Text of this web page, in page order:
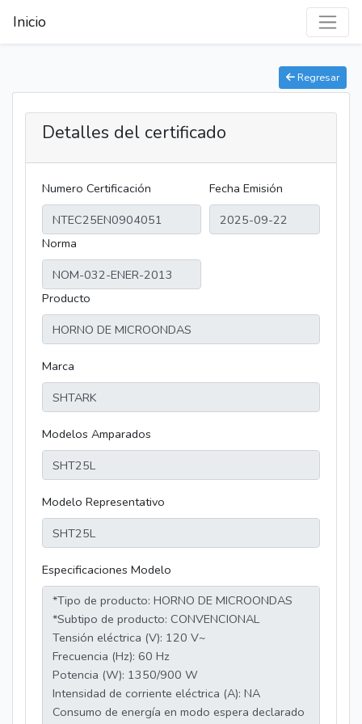
Inicio
Regresar
Detalles del certificado
Numero Certificación Fecha Emisión
Norma
Producto
Marca
Modelos Amparados
Modelo Representativo
Especificaciones Modelo